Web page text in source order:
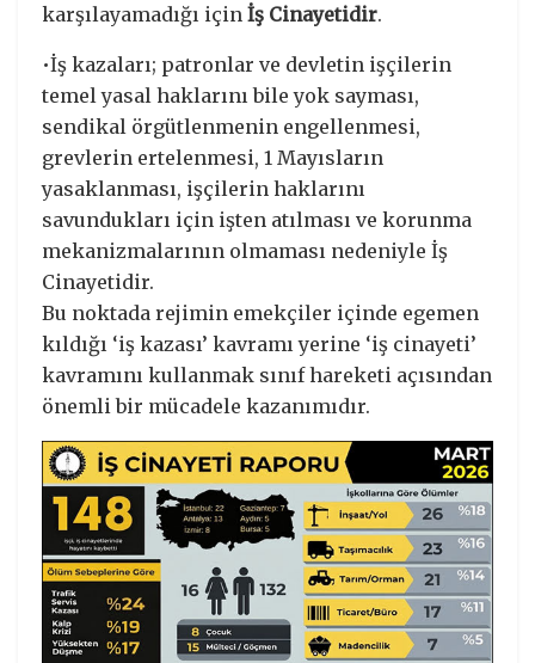
karşılayamadığı için İş Cinayetidir.
•İş kazaları; patronlar ve devletin işçilerin
temel yasal haklarını bile yok sayması,
sendikal örgütlenmenin engellenmesi,
grevlerin ertelenmesi, 1 Mayısların
yasaklanması, işçilerin haklarını
savundukları için işten atılması ve korunma
mekanizmalarının olmaması nedeniyle İş
Cinayetidir.
Bu noktada rejimin emekçiler içinde egemen
kıldığı ‘iş kazası’ kavramı yerine ‘iş cinayeti’
kavramını kullanmak sınıf hareketi açısından
önemli bir mücadele kazanımıdır.